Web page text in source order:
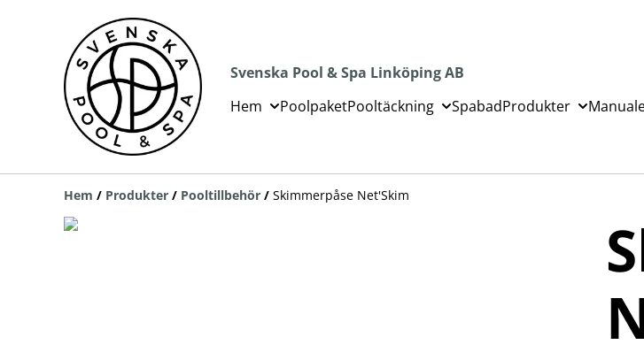
Svenska Pool & Spa Linköping AB
Hem
PoolpaketPooltäckning SpabadProdukter
Hem / Produkter / Pooltillbehör / Skimmerpåse Net'Skim